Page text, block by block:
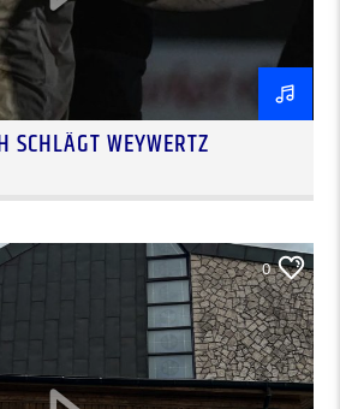
SCHLÄGT WEYWERTZ
0